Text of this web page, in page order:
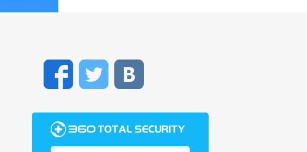
FacebookTwitter